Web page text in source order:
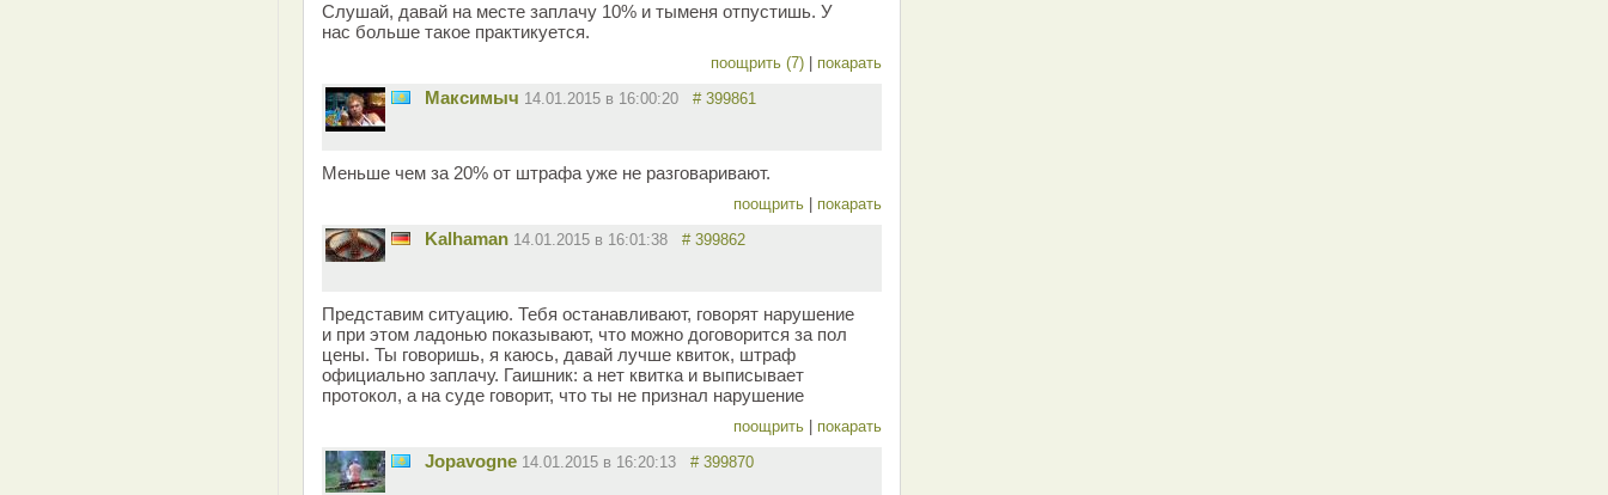
Слушай, давай на месте заплачу 10% и тыменя отпустишь. У
нас больше такое практикуется.
поощрить (7) покарать
Максимыч 14.01.2015 в 16:00:20 # 399861
Меньше чем за 20% от штрафа уже не разговаривают.
поощрить покарать
Kalhaman 14.01.2015 в 16:01:38 # 399862
Представим ситуацию. Тебя останавливают, говорят нарушение
и при этом ладонью показывают, что можно договорится за пол
цены. Ты говоришь, я каюсь, давай лучше квиток, штраф
официально заплачу. Гаишник: а нет квитка и выписывает
протокол, а на суде говорит, что ты не признал нарушение
поощрить покарать
Jopavogne 14.01.2015 в 16:20:13 # 399870